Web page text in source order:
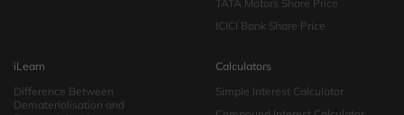
TATA Motors Share Price
ICICI Bank Share Price
iLearn
Difference Between
Dematerialisation and
Calculators
Simple Interest Calculator